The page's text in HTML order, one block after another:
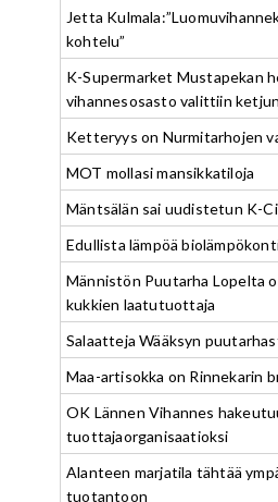
Jetta
kohtelu”
K-Supermarket Mustapekan
vihannesosasto valittiin
Ketteryys on Nurmitarhojen
MOT mollasi mansikkatiloja
Mäntsälän sai uudistetun K-
Edullista lämpöä
Männistön Puutarha Lopelta
kukkien laatutuottaja
Salaatteja Wääksyn
Maa-artisokka on Rinnekarin
OK Lännen Vihannes
tuottajaorganisaatioksi
Alanteen marjatila tähtää
tuotantoon